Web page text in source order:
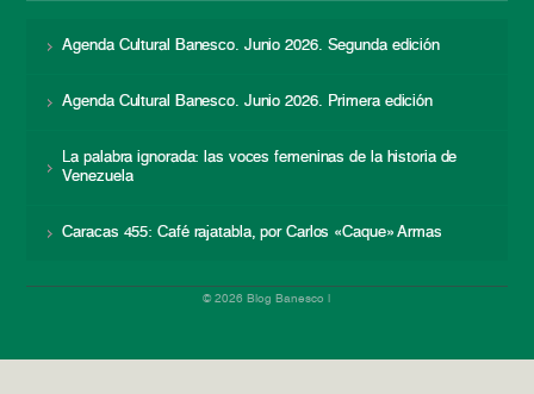
Agenda Cultural Banesco. Junio 2026. Segunda edición
Agenda Cultural Banesco. Junio 2026. Primera edición
La palabra ignorada: las voces femeninas de la historia de
Venezuela
Caracas 455: Café rajatabla, por Carlos «Caque» Armas
© 2026 Blog Banesco |